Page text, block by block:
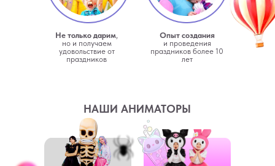
Не только дарим,
но и получаем
удовольствие от
праздников
Опыт создания
и проведения
праздников более 10
лет
НАШИ АНИМАТОРЫ